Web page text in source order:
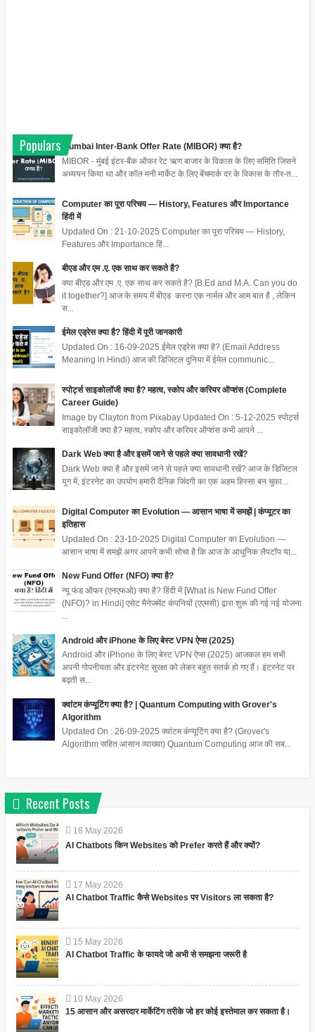
Populars
Mumbai Inter-Bank Offer Rate (MIBOR) क्या है?
MIBOR - मुंबई इंटर-बैंक ऑफर रेट ऋण बाजार के विकास के लिए समिति जिसने
अध्ययन किया था और कॉल मनी मार्केट के लिए बेंचमार्क दर के विकास के तौर-त...
Computer का पूरा परिचय — History, Features और Importance
हिंदी में
Updated On : 21-10-2025 Computer का पूरा परिचय — History,
Features और Importance हिं...
बीएड और एम .ए. एक साथ कर सकते है?
क्या बीएड और एम .ए. एक साथ कर सकते है? [B.Ed and M.A. Can you do
it together?] आज के समय में बीएड करना एक नार्मल और आम बात है , लेकिन
स...
ईमेल एड्रेस क्या है? हिंदी में पूरी जानकारी
Updated On : 16-09-2025 ईमेल एड्रेस क्या है? (Email Address
Meaning in Hindi) आज की डिजिटल दुनिया में ईमेल communic...
स्पोर्ट्स साइकोलॉजी क्या है? महत्व, स्कोप और करियर ऑप्शंस (Complete
Career Guide)
Image by Clayton from Pixabay Updated On : 5-12-2025 स्पोर्ट्स
साइकोलॉजी क्या है? महत्व, स्कोप और करियर ऑप्शंस कभी आपने ...
Dark Web क्या है और इसमें जाने से पहले क्या सावधानी रखें?
Dark Web क्या है और इसमें जाने से पहले क्या सावधानी रखें? आज के डिजिटल
युग में, इंटरनेट का उपयोग हमारी दैनिक जिंदगी का एक अहम हिस्सा बन चुका...
Digital Computer का Evolution — आसान भाषा में समझें | कंप्यूटर का
इतिहास
Updated On : 23-10-2025 Digital Computer का Evolution —
आसान भाषा में समझें अगर आपने कभी सोचा है कि आज के आधुनिक लैपटॉप या...
New Fund Offer (NFO) क्या है?
न्यू फंड ऑफर (एनएफओ) क्या है? हिंदी में [What is New Fund Offer
(NFO)? in Hindi] एसेट मैनेजमेंट कंपनियों (एएमसी) द्वारा शुरू की गई नई योजना
Android और iPhone के लिए बेस्ट VPN ऐप्स (2025)
Android और iPhone के लिए बेस्ट VPN ऐप्स (2025) आजकल हम सभी
अपनी गोपनीयता और इंटरनेट सुरक्षा को लेकर बहुत सतर्क हो गए हैं। इंटरनेट पर
बढ़ती स...
क्वांटम कंप्यूटिंग क्या है? | Quantum Computing with Grover's
Algorithm
Updated On : 26-09-2025 क्वांटम कंप्यूटिंग क्या है? (Grover's
Algorithm सहित आसान व्याख्या) Quantum Computing आज की सब...
Recent Posts
18 May 2026
AI Chatbots किन Websites को Prefer करते हैं और क्यों?
17 May 2026
AI Chatbot Traffic कैसे Websites पर Visitors ला सकता है?
15 May 2026
AI Chatbot Traffic के फायदे जो अभी से समझना जरूरी है
10 May 2026
15 आसान और असरदार मार्केटिंग तरीके जो हर कोई इस्तेमाल कर सकता है।